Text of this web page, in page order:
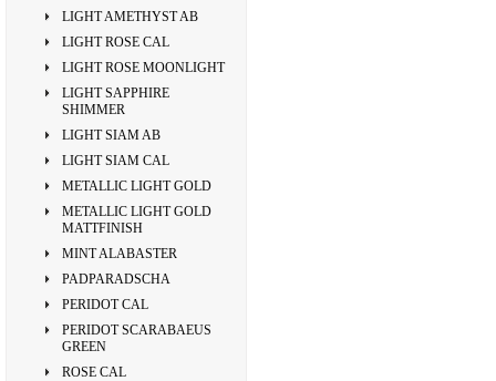
LIGHT AMETHYST AB
LIGHT ROSE CAL
LIGHT ROSE MOONLIGHT
LIGHT SAPPHIRE
SHIMMER
LIGHT SIAM AB
LIGHT SIAM CAL
METALLIC LIGHT GOLD
METALLIC LIGHT GOLD
MATTFINISH
MINT ALABASTER
PADPARADSCHA
PERIDOT CAL
PERIDOT SCARABAEUS
GREEN
ROSE CAL